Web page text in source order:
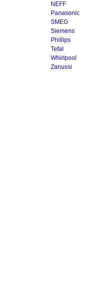
NEFF
Panasonic
SMEG
Siemens
Phillips
Tefal
Whirlpool
Zanussi